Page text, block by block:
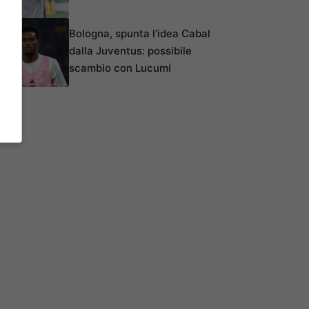
Bologna, spunta l’idea Cabal
dalla Juventus: possibile
scambio con Lucumí